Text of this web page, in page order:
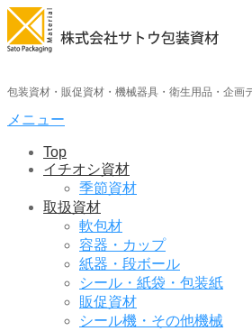
コ
ン
テ
ツ
ス
包装資材・販促資材・機械器具・衛生用品・企画
メニュー
Top
イチオシ資材
季節資材
取扱資材
軟包材
容器・カップ
紙器・段ボール
シール・紙袋・包装紙
販促資材
シール機・その他機械